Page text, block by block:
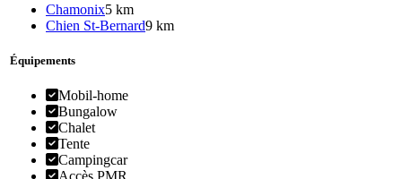
Chamonix5 km
Chien St-Bernard9 km
Équipements
Mobil-home
Bungalow
Chalet
Tente
Campingcar